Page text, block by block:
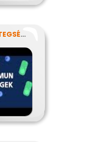
AUTOIMMUN BETEGSÉGEK